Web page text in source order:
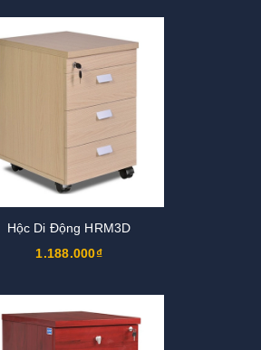
Hộc Di Động HRM3D
1.188.000₫